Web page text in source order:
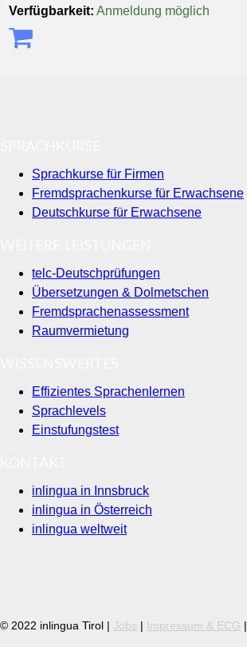
Verfügbarkeit: Anmeldung möglich
Sprachkurse für Firmen
Fremdsprachenkurse für Erwachsene
Deutschkurse für Erwachsene
telc-Deutschprüfungen
Übersetzungen & Dolmetschen
Fremdsprachenassessment
Raumvermietung
Effizientes Sprachenlernen
Sprachlevels
Einstufungstest
inlingua in Innsbruck
inlingua in Österreich
inlingua weltweit
© 2022 inlingua Tirol | Jobs | Impressum & ECG |